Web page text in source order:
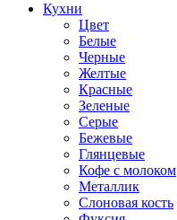
Кухни
Цвет
Белые
Черные
Желтые
Красные
Зеленые
Серые
Бежевые
Глянцевые
Кофе с молоком
Металлик
Слоновая кость